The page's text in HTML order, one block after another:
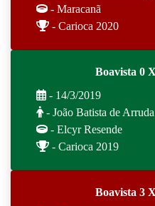
- Maracanã
- Carioca 2020
Boavista 0
- 14/3/2019
- João Batista de Arruda
- Elcyr Resende
- Carioca 2019
Boavista 3